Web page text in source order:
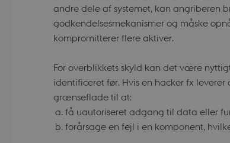
andre dele af systemet, kan angriberen
godkendelsesmekanismer og måske
kompromitterer flere aktiver.
For overblikkets skyld kan det være
identificeret før. Hvis en hacker fx
grænseflade til at:
få uautoriseret adgang til data eller
forårsage en fejl i en komponent,
Microsoft Corporation
.login.microsoftonline.com
Session
This cookie is
your login
Microsoft Corporation
4 uger 2
This cookie is used
Microsoft Corporation
login.microsoftonline.com
Session Identifies a gateway
Cookie generated
normally a
used can be
example is